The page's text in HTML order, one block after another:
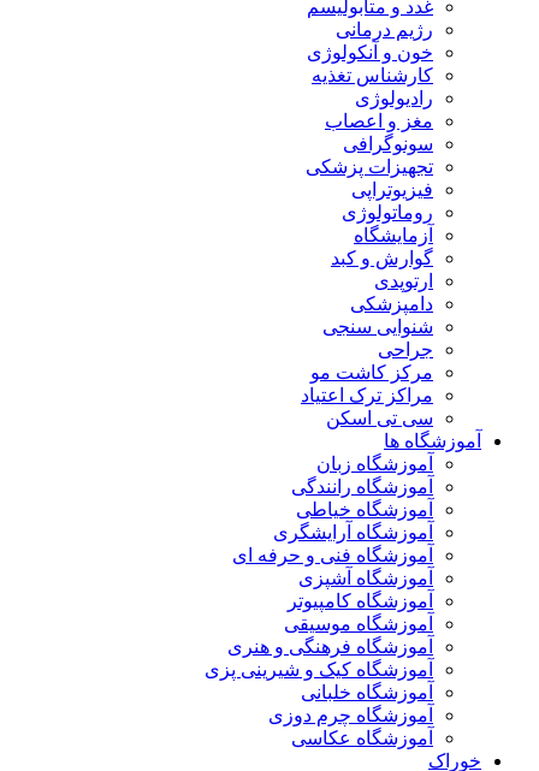
غدد و متابولیسم
رژیم درمانی
خون و آنکولوژی
کارشناس تغذیه
رادیولوژی
مغز و اعصاب
سونوگرافی
تجهیزات پزشکی
فیزیوتراپی
روماتولوژی
آزمایشگاه
گوارش و کبد
ارتوپدی
دامپزشکی
شنوایی سنجی
جراحی
مرکز کاشت مو
مراکز ترک اعتیاد
سی تی اسکن
آموزشگاه ها
آموزشگاه زبان
آموزشگاه رانندگی
آموزشگاه خیاطی
آموزشگاه آرایشگری
آموزشگاه فنی و حرفه ای
آموزشگاه آشپزی
آموزشگاه کامپیوتر
آموزشگاه موسیقی
آموزشگاه فرهنگی و هنری
آموزشگاه کیک و شیرینی پزی
آموزشگاه خلبانی
آموزشگاه چرم دوزی
آموزشگاه عکاسی
خوراک